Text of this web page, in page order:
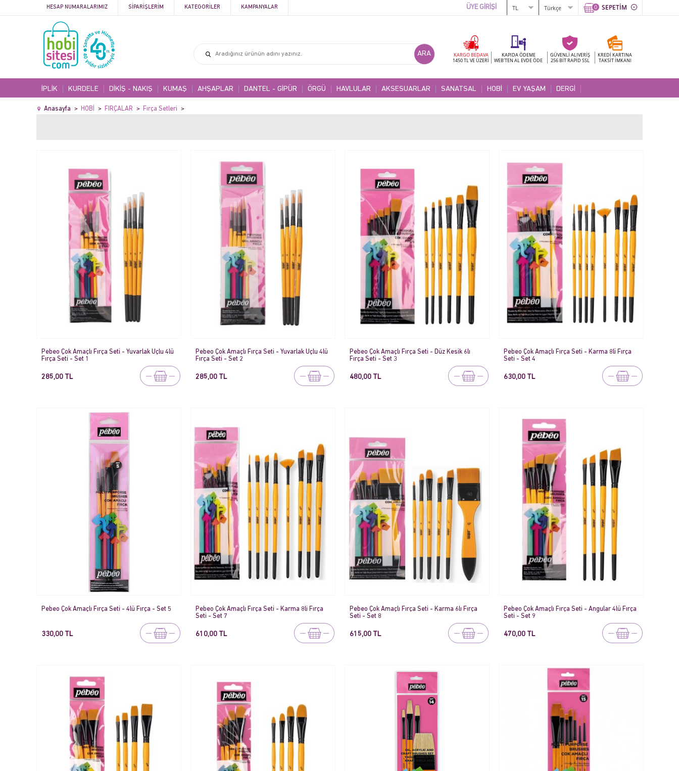
HESAP NUMARALARIMIZ SIPARIŞLERIM KATEGORILER KAMPANYALAR 0 SEPETİM
ÜYE GİRİŞİ
KARGO BEDAVA
1450 TL VE ÜZERİ
KAPIDA ÖDEME
WEB'TEN AL EVDE ÖDE
GÜVENLİ ALIVERİŞ
256 BİT RAPİD SSL
KREDİ KARTINA
TAKSİT İMKANI
İPLİK KURDELE DİKİŞ - NAKIŞ KUMAŞ AHŞAPLAR DANTEL - GİPÜR ÖRGÜ HAVLULAR AKSESUARLAR SANATSAL HOBİ EV YAŞAM DERGİ
Anasayfa HOBİ FIRÇALAR Fırça Setleri
Pebeo Çok Amaçlı Fırça Seti - Yuvarlak Uçlu 4lü
Fırça Seti - Set 1
285,00 TL
Pebeo Çok Amaçlı Fırça Seti - Yuvarlak Uçlu 4lü
Fırça Seti - Set 2
285,00 TL
Pebeo Çok Amaçlı Fırça Seti - Düz Kesik 6lı
Fırça Seti - Set 3
480,00 TL
Pebeo Çok Amaçlı Fırça Seti - Karma 8li Fırça
Seti - Set 4
630,00 TL
Pebeo Çok Amaçlı Fırça Seti - 4lü Fırça - Set 5
330,00 TL
Pebeo Çok Amaçlı Fırça Seti - Karma 8li Fırça
Seti - Set 7
610,00 TL
Pebeo Çok Amaçlı Fırça Seti - Karma 6lı Fırça
Seti - Set 8
615,00 TL
Pebeo Çok Amaçlı Fırça Seti - Angular 4lü Fırça
Seti - Set 9
470,00 TL